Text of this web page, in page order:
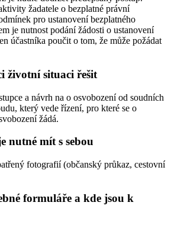
žadatele o bezplatné právní
pro ustanovení bezplatného
je nutnost podání žádosti o ustanovení
účastníka poučit o tom, že může požádat
životní situaci řešit
a návrh na o osvobození od soudních
který vede řízení, pro které se o
žádá.
nutné mít s sebou
fotografií (občanský průkaz, cestovní
formuláře a kde jsou k